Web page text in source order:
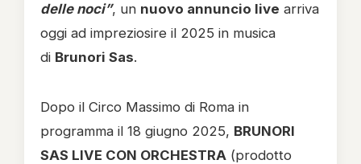
delle noci”, un nuovo annuncio live arriva
oggi ad impreziosire il 2025 in musica
di Brunori Sas.
Dopo il Circo Massimo di Roma in
programma il 18 giugno 2025, BRUNORI
SAS LIVE CON ORCHESTRA (prodotto